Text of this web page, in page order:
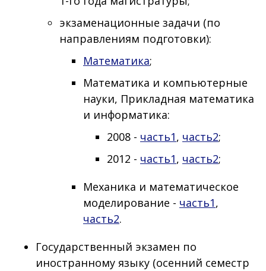
экзаменационные задачи (по
направлениям подготовки):
Математика;
Математика и компьютерные
науки, Прикладная математика
и информатика:
2008 - часть1, часть2;
2012 - часть1, часть2;
Механика и математическое
моделирование - часть1,
часть2.
Государственный экзамен по
иностранному языку (осенний семестр